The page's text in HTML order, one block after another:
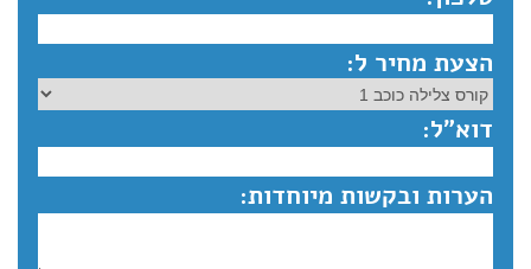
הצעת מחיר ל:
דוא”ל:
הערות ובקשות מיוחדות: